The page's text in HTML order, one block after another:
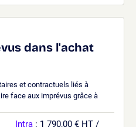
dans l'achat
et contractuels liés à
face aux imprévus grâce à
Intra : 1 790,00 € HT /